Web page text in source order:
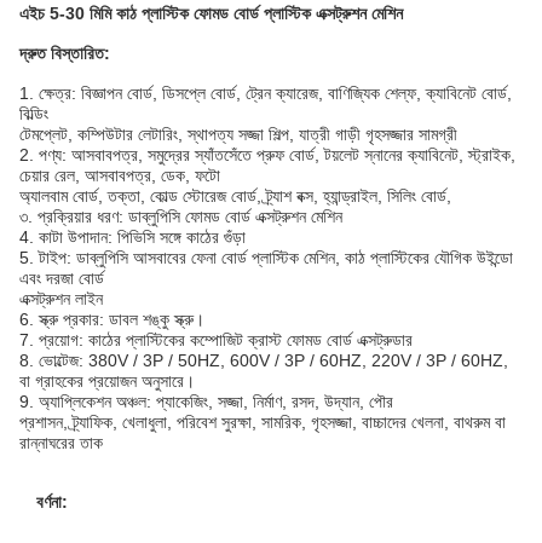
এইচ 5-30 মিমি কাঠ প্লাস্টিক ফোমড বোর্ড প্লাস্টিক এক্সট্রুশন মেশিন
দ্রুত বিস্তারিত:
1. ক্ষেত্র: বিজ্ঞাপন বোর্ড, ডিসপ্লে বোর্ড, ট্রেন ক্যারেজ, বাণিজ্যিক শেল্ফ, ক্যাবিনেট বোর্ড,
বিল্ডিং
টেমপ্লেট, কম্পিউটার লেটারিং, স্থাপত্য সজ্জা শিল্প, যাত্রী গাড়ী গৃহসজ্জার সামগ্রী
2. পণ্য: আসবাবপত্র, সমুদ্রের স্যাঁতসেঁতে প্রুফ বোর্ড, টয়লেট স্নানের ক্যাবিনেট, স্ট্রাইক,
চেয়ার রেল, আসবাবপত্র, ডেক, ফটো
অ্যালবাম বোর্ড, তক্তা, কোল্ড স্টোরেজ বোর্ড, ট্র্যাশ বক্স, হ্যান্ড্রাইল, সিলিং বোর্ড,
৩. প্রক্রিয়ার ধরণ: ডাব্লুপিসি ফোমড বোর্ড এক্সট্রুশন মেশিন
4. কাটা উপাদান: পিভিসি সঙ্গে কাঠের গুঁড়া
5. টাইপ: ডাব্লুপিসি আসবাবের ফেনা বোর্ড প্লাস্টিক মেশিন, কাঠ প্লাস্টিকের যৌগিক উইন্ডো
এবং দরজা বোর্ড
এক্সট্রুশন লাইন
6. স্ক্রু প্রকার: ডাবল শঙ্কু স্ক্রু।
7. প্রয়োগ: কাঠের প্লাস্টিকের কম্পোজিট ক্রাস্ট ফোমড বোর্ড এক্সট্রুডার
8. ভোল্টেজ: 380V / 3P / 50HZ, 600V / 3P / 60HZ, 220V / 3P / 60HZ,
বা গ্রাহকের প্রয়োজন অনুসারে।
9. অ্যাপ্লিকেশন অঞ্চল: প্যাকেজিং, সজ্জা, নির্মাণ, রসদ, উদ্যান, পৌর
প্রশাসন, ট্র্যাফিক, খেলাধুলা, পরিবেশ সুরক্ষা, সামরিক, গৃহসজ্জা, বাচ্চাদের খেলনা, বাথরুম বা
রান্নাঘরের তাক
বর্ণনা: